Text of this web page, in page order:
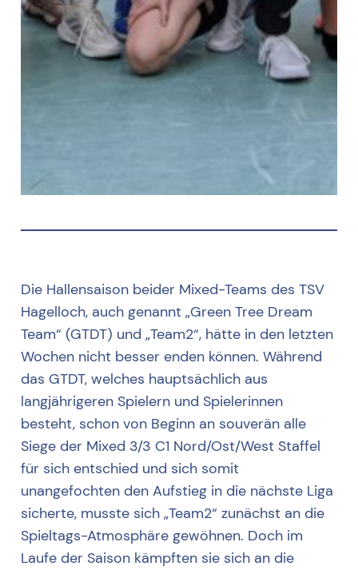
Die Hallensaison beider Mixed-Teams des TSV
Hagelloch, auch genannt „Green Tree Dream
Team“ (GTDT) und „Team2“, hätte in den letzten
Wochen nicht besser enden können. Während
das GTDT, welches hauptsächlich aus
langjährigeren Spielern und Spielerinnen
besteht, schon von Beginn an souverän alle
Siege der Mixed 3/3 C1 Nord/Ost/West Staffel
für sich entschied und sich somit
unangefochten den Aufstieg in die nächste Liga
sicherte, musste sich „Team2“ zunächst an die
Spieltags-Atmosphäre gewöhnen. Doch im
Laufe der Saison kämpften sie sich an die